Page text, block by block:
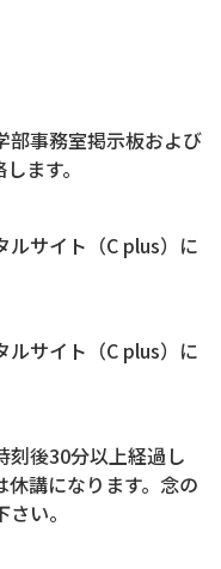
部事務室掲示板および
ます。
ルサイト（C plus）に
ルサイト（C plus）に
刻後30分以上経過し
講になります。念の
い。